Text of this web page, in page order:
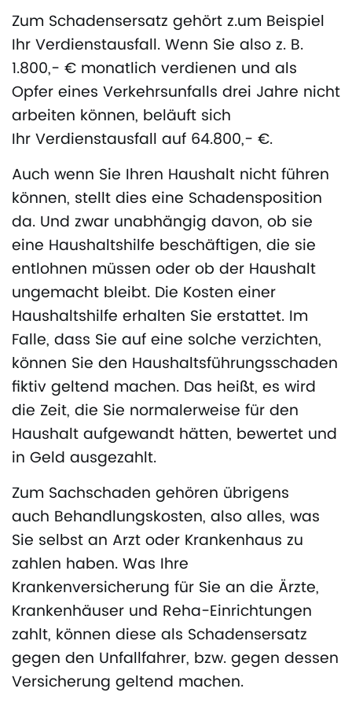
Zum Schadensersatz gehört z.um Beispiel
Ihr Verdienstausfall. Wenn Sie also z. B.
1.800,- € monatlich verdienen und als
Opfer eines Verkehrsunfalls drei Jahre nicht
arbeiten können, beläuft sich
Ihr Verdienstausfall auf 64.800,- €.
Auch wenn Sie Ihren Haushalt nicht führen
können, stellt dies eine Schadensposition
da. Und zwar unabhängig davon, ob sie
eine Haushaltshilfe beschäftigen, die sie
entlohnen müssen oder ob der Haushalt
ungemacht bleibt. Die Kosten einer
Haushaltshilfe erhalten Sie erstattet. Im
Falle, dass Sie auf eine solche verzichten,
können Sie den Haushaltsführungsschaden
fiktiv geltend machen. Das heißt, es wird
die Zeit, die Sie normalerweise für den
Haushalt aufgewandt hätten, bewertet und
in Geld ausgezahlt.
Zum Sachschaden gehören übrigens
auch Behandlungskosten, also alles, was
Sie selbst an Arzt oder Krankenhaus zu
zahlen haben. Was Ihre
Krankenversicherung für Sie an die Ärzte,
Krankenhäuser und Reha-Einrichtungen
zahlt, können diese als Schadensersatz
gegen den Unfallfahrer, bzw. gegen dessen
Versicherung geltend machen.